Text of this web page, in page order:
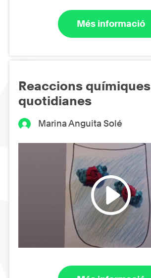
Més informació
Reaccions químiques
quotidianes
Marina Anguita Solé